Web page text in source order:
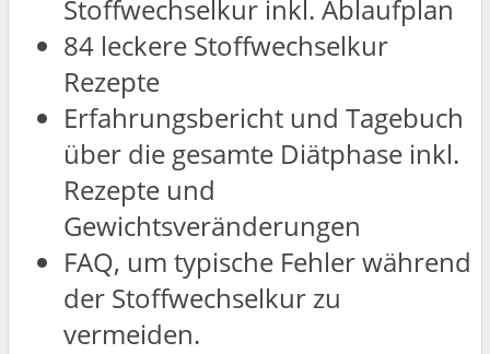
Stoffwechselkur inkl. Ablaufplan
84 leckere Stoffwechselkur
Rezepte
Erfahrungsbericht und Tagebuch
über die gesamte Diätphase inkl.
Rezepte und
Gewichtsveränderungen
FAQ, um typische Fehler während
der Stoffwechselkur zu
vermeiden.